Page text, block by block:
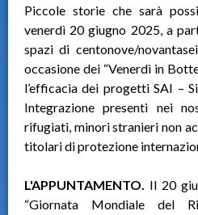
Piccole storie che sarà
venerdì 20 giugno 2025, a
spazi di centonove/
occasione dei “Venerdì in
l’efficacia dei progetti SAI –
Integrazione presenti nei
rifugiati, minori stranieri non
titolari di protezione
L'APPUNTAMENTO. Il 20
“Giornata Mondiale del